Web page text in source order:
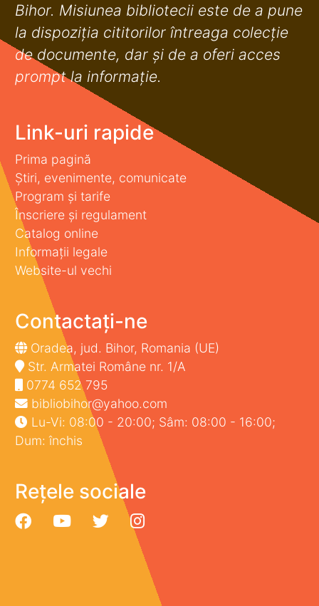
Bihor. Misiunea bibliotecii este de a pune
la dispoziţia cititorilor întreaga colecţie
de documente, dar şi de a oferi acces
prompt la informaţie.
Link-uri rapide
Prima pagină
Știri, evenimente, comunicate
Program și tarife
Înscriere și regulament
Catalog online
Informații legale
Website-ul vechi
Contactați-ne
Oradea, jud. Bihor, Romania (UE)
Str. Armatei Române nr. 1/A
0774 652 795
bibliobihor@yahoo.com
Lu-Vi: 08:00 - 20:00; Sâm: 08:00 - 16:00;
Dum: închis
Rețele sociale